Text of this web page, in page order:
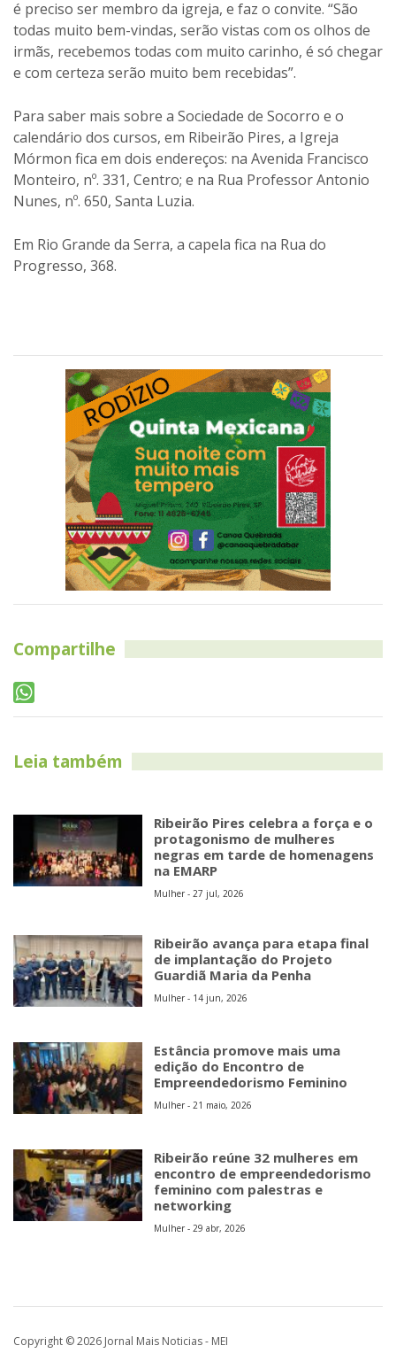
é preciso ser membro da igreja, e faz o convite. “São
todas muito bem-vindas, serão vistas com os olhos de
irmãs, recebemos todas com muito carinho, é só chegar
e com certeza serão muito bem recebidas”.
Para saber mais sobre a Sociedade de Socorro e o
calendário dos cursos, em Ribeirão Pires, a Igreja
Mórmon fica em dois endereços: na Avenida Francisco
Monteiro, nº. 331, Centro; e na Rua Professor Antonio
Nunes, nº. 650, Santa Luzia.
Em Rio Grande da Serra, a capela fica na Rua do
Progresso, 368.
Compartilhe
Leia também
Ribeirão Pires celebra a força e o
protagonismo de mulheres
negras em tarde de homenagens
na EMARP
Mulher - 27 jul, 2026
Ribeirão avança para etapa final
de implantação do Projeto
Guardiã Maria da Penha
Mulher - 14 jun, 2026
Estância promove mais uma
edição do Encontro de
Empreendedorismo Feminino
Mulher - 21 maio, 2026
Ribeirão reúne 32 mulheres em
encontro de empreendedorismo
feminino com palestras e
networking
Mulher - 29 abr, 2026
Copyright © 2026 Jornal Mais Noticias - MEI